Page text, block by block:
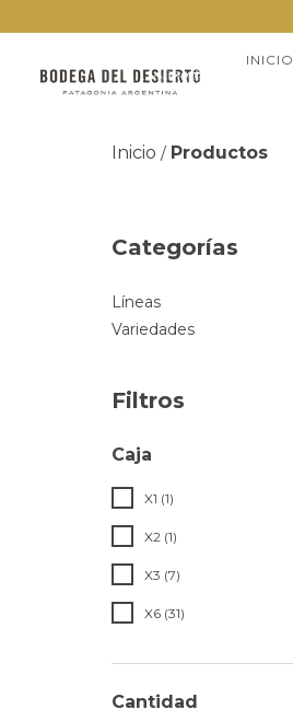
INICIO
Inicio / Productos
Categorías
Líneas
Variedades
Filtros
Caja
X1 (1)
X2 (1)
X3 (7)
X6 (31)
Cantidad